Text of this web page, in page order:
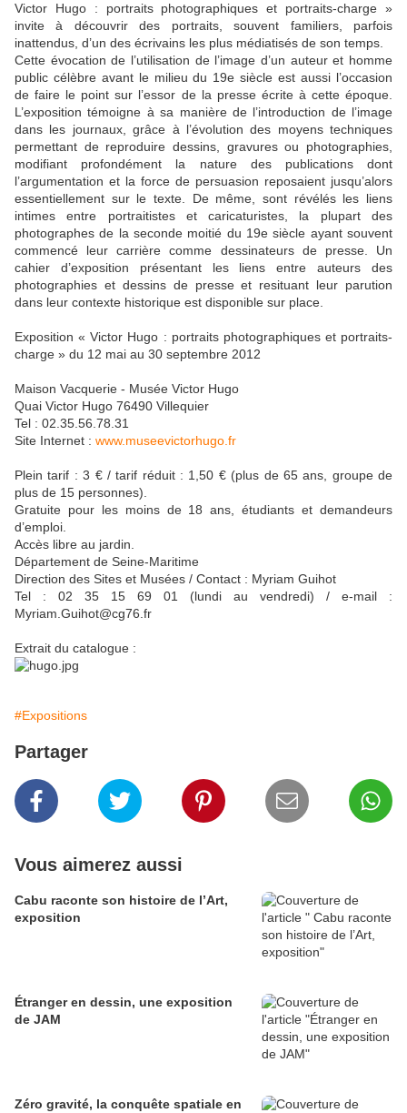
Victor Hugo : portraits photographiques et portraits-charge »
invite à découvrir des portraits, souvent familiers, parfois
inattendus, d’un des écrivains les plus médiatisés de son temps.
Cette évocation de l’utilisation de l’image d’un auteur et homme
public célèbre avant le milieu du 19e siècle est aussi l’occasion
de faire le point sur l’essor de la presse écrite à cette époque.
L’exposition témoigne à sa manière de l’introduction de l’image
dans les journaux, grâce à l’évolution des moyens techniques
permettant de reproduire dessins, gravures ou photographies,
modifiant profondément la nature des publications dont
l’argumentation et la force de persuasion reposaient jusqu’alors
essentiellement sur le texte. De même, sont révélés les liens
intimes entre portraitistes et caricaturistes, la plupart des
photographes de la seconde moitié du 19e siècle ayant souvent
commencé leur carrière comme dessinateurs de presse. Un
cahier d’exposition présentant les liens entre auteurs des
photographies et dessins de presse et resituant leur parution
dans leur contexte historique est disponible sur place.
Exposition « Victor Hugo : portraits photographiques et portraits-
charge » du 12 mai au 30 septembre 2012
Maison Vacquerie - Musée Victor Hugo
Quai Victor Hugo 76490 Villequier
Tel : 02.35.56.78.31
Site Internet : www.museevictorhugo.fr
Plein tarif : 3 € / tarif réduit : 1,50 € (plus de 65 ans, groupe de
plus de 15 personnes).
Gratuite pour les moins de 18 ans, étudiants et demandeurs
d’emploi.
Accès libre au jardin.
Département de Seine-Maritime
Direction des Sites et Musées / Contact : Myriam Guihot
Tel : 02 35 15 69 01 (lundi au vendredi) / e-mail :
Myriam.Guihot@cg76.fr
Extrait du catalogue :
#Expositions
Partager
Vous aimerez aussi
Cabu raconte son histoire de l’Art,
exposition
Étranger en dessin, une exposition
de JAM
Zéro gravité, la conquête spatiale en